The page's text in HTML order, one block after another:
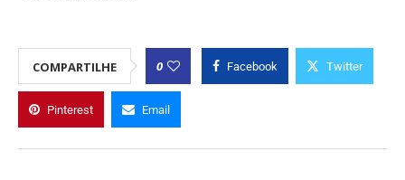
COMPARTILHE 0 Facebook Twitter
Pinterest Email